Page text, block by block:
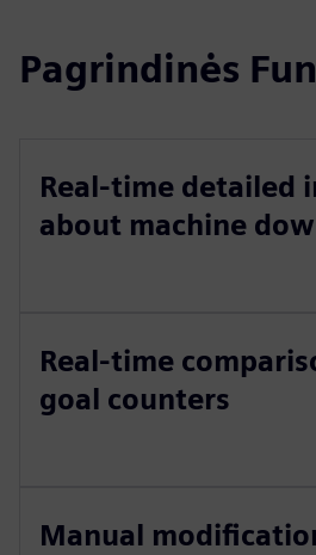
Pagrindinės
Real-time detailed
about machine
Real-time
goal counters
Manual